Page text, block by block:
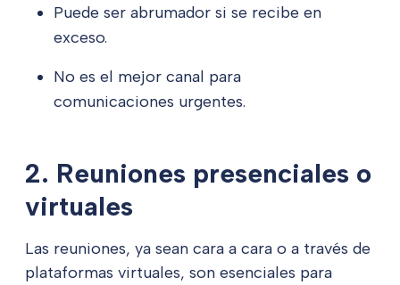
Puede ser abrumador si se recibe en
exceso.
No es el mejor canal para
comunicaciones urgentes.
2. Reuniones presenciales o
virtuales
Las reuniones, ya sean cara a cara o a través de
plataformas virtuales, son esenciales para